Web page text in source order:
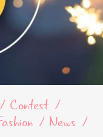
Contest
News